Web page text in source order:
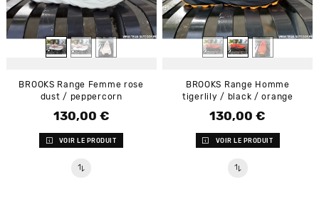
BROOKS Range Femme rose
dust / peppercorn
Prix
130,00 €
VOIR LE PRODUIT
BROOKS Range Homme
tigerlily / black / orange
Prix
130,00 €
VOIR LE PRODUIT